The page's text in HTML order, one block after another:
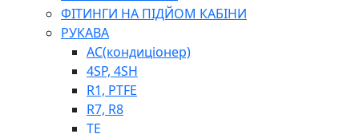
ФІТИНГИ НА ПІДЙОМ КАБІНИ
РУКАВА
AC(кондиціонер)
4SP, 4SH
R1, PTFE
R7, R8
TE